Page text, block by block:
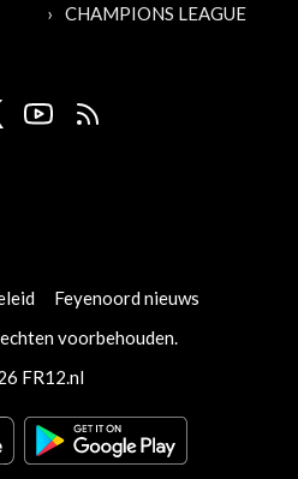
CHAMPIONS LEAGUE
Feyenoord nieuws
voorbehouden.
FR12.nl